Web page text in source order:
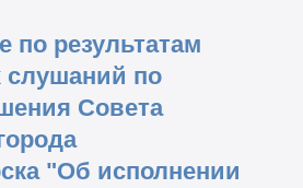
по результатам
по
Совета
"Об исполнении